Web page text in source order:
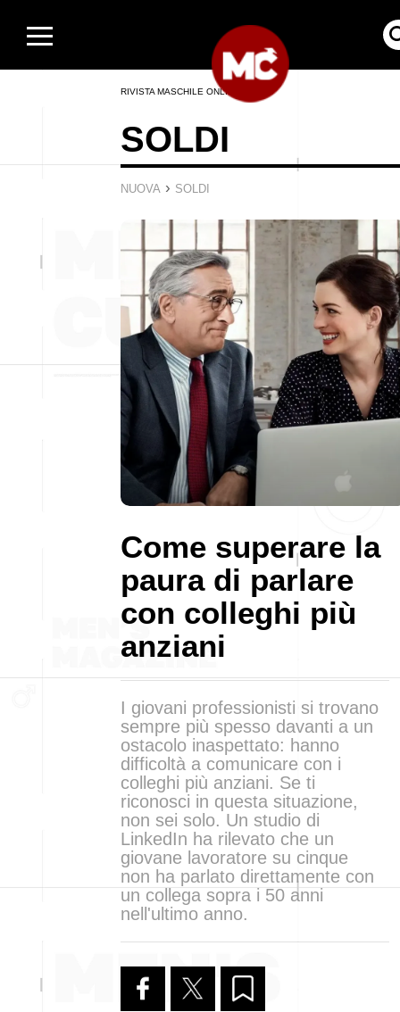
RIVISTA MASCHILE ONLINE
SOLDI
NUOVA › SOLDI
Come superare la
paura di parlare
con colleghi più
anziani
I giovani professionisti si trovano
sempre più spesso davanti a un
ostacolo inaspettato: hanno
difficoltà a comunicare con i
colleghi più anziani. Se ti
riconosci in questa situazione,
non sei solo. Un studio di
LinkedIn ha rilevato che un
giovane lavoratore su cinque
non ha parlato direttamente con
un collega sopra i 50 anni
nell'ultimo anno.